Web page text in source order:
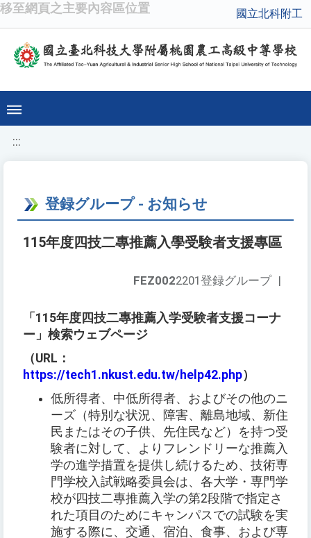
移至網頁之主要內容區位置 國立北科附工
:::
登録グループ - お知らせ
115年度四技二專推薦入學受験者支援專區
FEZ0022201登録グループ |
「115年度四技二專推薦入学受験者支援コーナ
ー」検索ウェブページ
（URL：
https://tech1.nkust.edu.tw/help42.php）
低所得者、中低所得者、およびその他のニ
ーズ（特別な状況、障害、離島地域、新住
民またはその子供、先住民など）を持つ受
験者に対して、よりフレンドリーな推薦入
学の進学措置を提供し続けるため、技術専
門学校入試戦略委員会は、各大学・専門学
校が四技二專推薦入学の第2段階で指定さ
れた項目のためにキャンパスでの試験を実
施する際に、交通、宿泊、食事、および専